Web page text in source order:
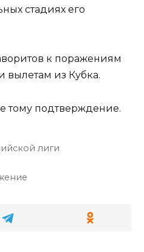
стадиях его
к поражениям
вылетам из Кубка.
тому подтверждение.
лиги